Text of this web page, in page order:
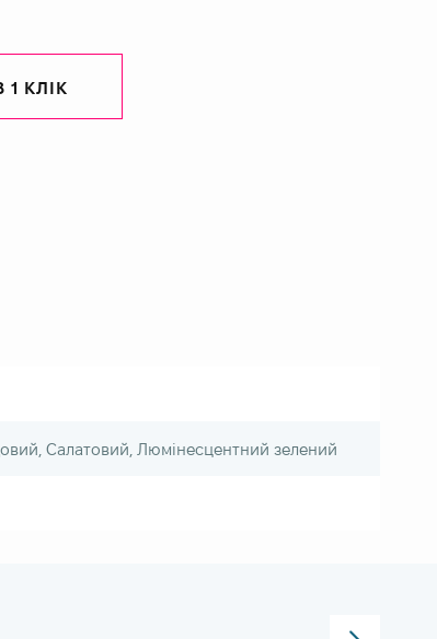
1 КЛІК
Салатовий, Люмінесцентний зелений